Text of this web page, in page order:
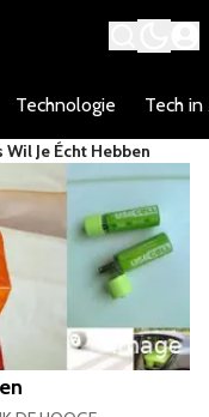
Technologie Tech in
Je Écht Hebben